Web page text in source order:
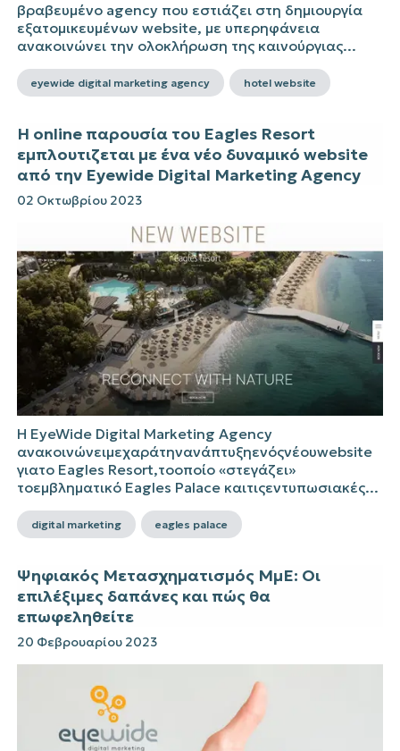
βραβευμένο agency που εστιάζει στη δημιουργία
εξατομικευμένων website, με υπερηφάνεια
ανακοινώνει την ολοκλήρωση της καινούργιας...
eyewide digital marketing agency hotel website
Η online παρουσία του Eagles Resort
εμπλουτιζεται με ένα νέο δυναμικό website
από την Eyewide Digital Marketing Agency
02 Οκτωβρίου 2023
Η EyeWide Digital Marketing Agency
ανακοινώνειμεχαράτηνανάπτυξηενόςνέουwebsite
γιατο Eagles Resort,τοοποίο «στεγάζει»
τοεμβληματικό Eagles Palace καιτιςεντυπωσιακές...
digital marketing eagles palace
Ψηφιακός Μετασχηματισμός ΜμΕ: Οι
επιλέξιμες δαπάνες και πώς θα
επωφεληθείτε
20 Φεβρουαρίου 2023